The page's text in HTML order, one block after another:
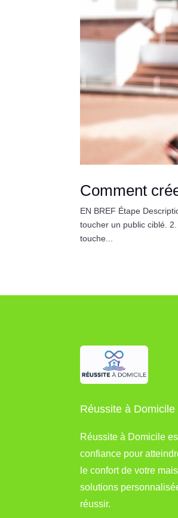
Comment
EN BREF Étape
toucher un public ciblé.
touche...
Réussite à Domicile
Réussite à Domicile
confiance pour
le confort de votre
solutions
réussir.